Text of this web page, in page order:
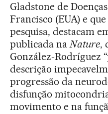
Gladstone de
Francisco (EUA) e
pesquisa, destacam
publicada naNature,
González-Rodríguez
descrição
progressão da
disfunção
movimento e na